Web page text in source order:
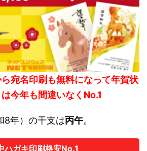
宛名印刷も無料になって年賀状
今年も間違いなくNo.1
8年）の干支は丙午。
ハガキ印刷格安No.1